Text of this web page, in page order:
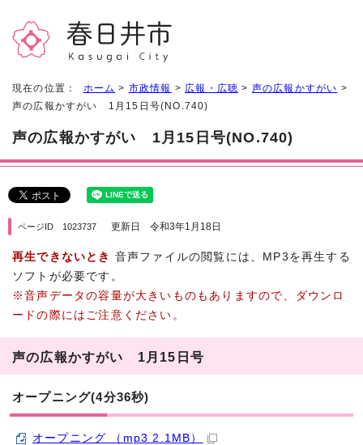
現在の位置： ホーム > 市政情報 > 広報・広聴 > 声の広報かすがい >
声の広報かすがい 1月15日号(NO.740)
声の広報かすがい 1月15日号(NO.740)
ページID 1023737 更新日 令和3年1月18日
再生できないとき 音声ファイルの閲覧には、MP3を再生する
ソフトが必要です。
※音声データの容量が大きいものもありますので、ダウンロ
ードの際にはご注意ください。
声の広報かすがい 1月15日号
オープニング(4分36秒)
オープニング （mp3 2.1MB）